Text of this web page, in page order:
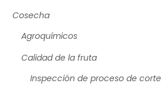
Cosecha
Agroquímicos
Calidad de la fruta
Inspección de proceso de corte